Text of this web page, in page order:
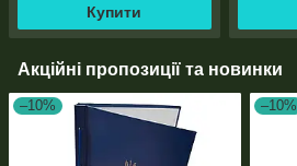
Купити
Акційні пропозиції та новинки
–10% –10%